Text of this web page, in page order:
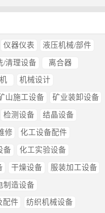
仪器仪表 液压机械/部件
/清理设备 离合器
机械设计
山施工设备 矿业装卸设备
检测设备 结晶设备
修 化工设备配件
备 化工实验设备
干燥设备 服装加工设备
制造设备
配件 纺织机械设备